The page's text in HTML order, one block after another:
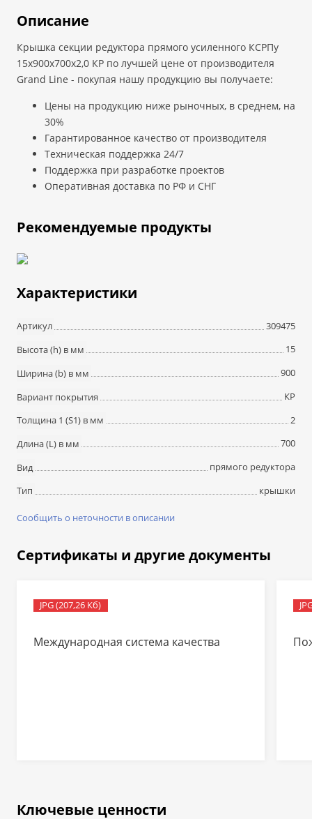
Описание
Крышка секции редуктора прямого усиленного КСРПу
15х900х700х2,0 КР по лучшей цене от производителя
Grand Line - покупая нашу продукцию вы получаете:
Цены на продукцию ниже рыночных, в среднем, на
30%
Гарантированное качество от производителя
Техническая поддержка 24/7
Поддержка при разработке проектов
Оперативная доставка по РФ и СНГ
Рекомендуемые продукты
Характеристики
Артикул
309475
Высота (h) в мм
15
Ширина (b) в мм
900
Вариант покрытия
КР
Толщина 1 (S1) в мм
2
Длина (L) в мм
700
Вид
прямого редуктора
Тип
крышки
Сообщить о неточности в описании
Сертификаты и другие документы
JPG (207,26 Кб)
Международная система качества
Ключевые ценности